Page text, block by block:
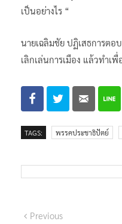
เป็นอย่างไร​ “
นายเฉลิมชัย​ ปฏิเสธการต
เลิกเล่นการเมือง แล้วทำเ
TAGS: พรรคประชาธิปัตย์
แนะแนว
PreviousPrevious